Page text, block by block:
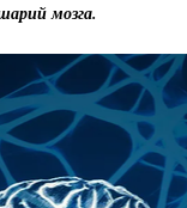
мозга.